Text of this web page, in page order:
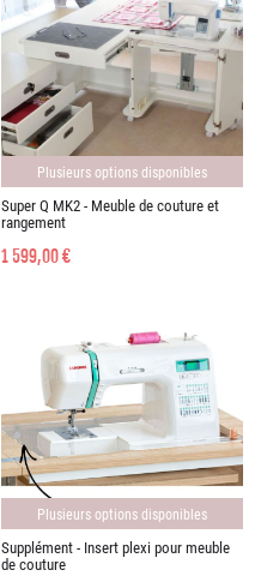
Plusieurs options disponibles
Super Q MK2 - Meuble de couture et
rangement
1 599,00 €
Plusieurs options disponibles
Supplément - Insert plexi pour meuble
de couture